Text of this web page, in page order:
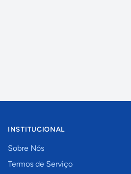
INSTITUCIONAL
Sobre Nós
Termos de Serviço